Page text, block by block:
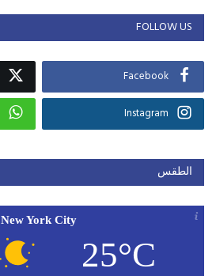
FOLLOW US
Facebook
Instagram
الطقس
New York City
25°C